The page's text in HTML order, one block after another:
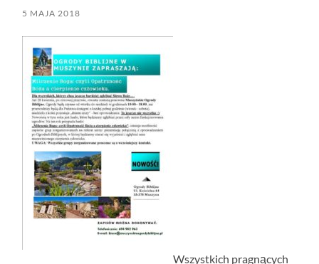
5 MAJA 2018
Wszystkich pragnących